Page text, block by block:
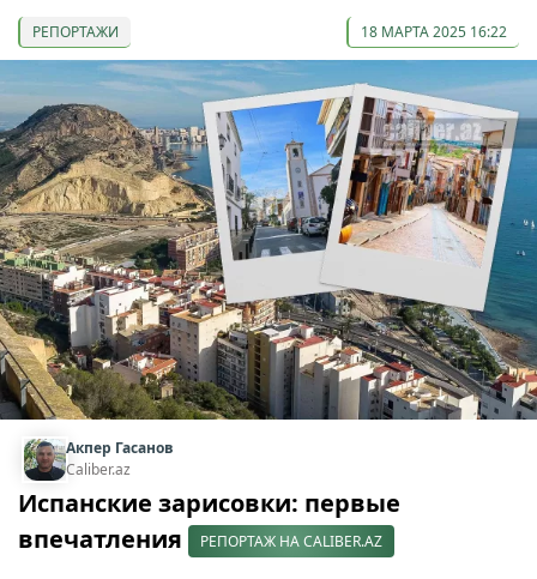
РЕПОРТАЖИ 18 МАРТА 2025 16:22
Акпер Гасанов
Caliber.az
Испанские зарисовки: первые
впечатления
РЕПОРТАЖ НА CALIBER.AZ